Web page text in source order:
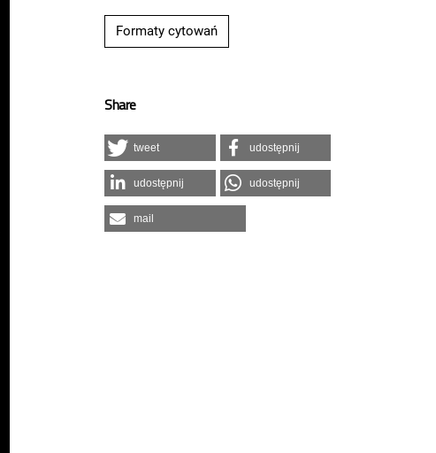
Formaty cytowań
Share
tweet udostępnij
udostępnij udostępnij
mail